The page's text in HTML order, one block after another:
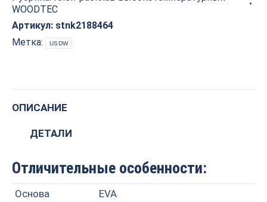
19
PRO
quantity
WOODTEC
Артикул: stnk2188464
Метка:
USDW
ОПИСАНИЕ
ДЕТАЛИ
Отличительные особенности:
Основа
EVA